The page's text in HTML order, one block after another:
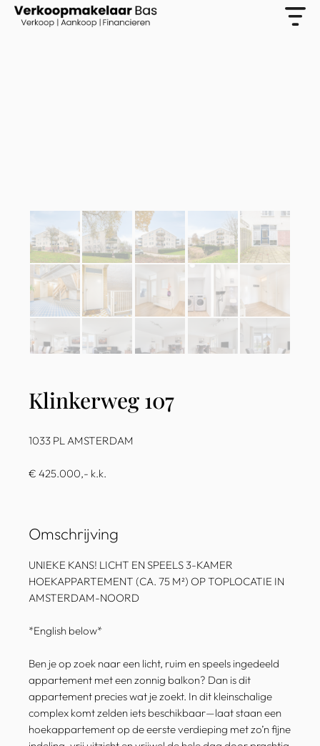
Klinkerweg 107
1033 PL AMSTERDAM
€ 425.000,- k.k.
Omschrijving
UNIEKE KANS! LICHT EN SPEELS 3-KAMER
HOEKAPPARTEMENT (CA. 75 M²) OP TOPLOCATIE IN
AMSTERDAM-NOORD
*English below*
Ben je op zoek naar een licht, ruim en speels ingedeeld
appartement met een zonnig balkon? Dan is dit
appartement precies wat je zoekt. In dit kleinschalige
complex komt zelden iets beschikbaar—laat staan een
hoekappartement op de eerste verdieping met zo’n fijne